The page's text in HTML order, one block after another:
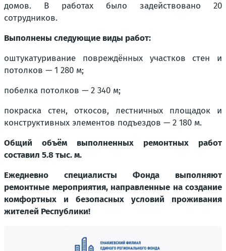
домов. В работах было задействовано 20
сотрудников.
Выполнены следующие виды работ:
оштукатуривание повреждённых участков стен и
потолков — 1 280 м;
побелка потолков — 2 340 м;
покраска стен, откосов, лестничных площадок и
конструктивных элементов подъездов — 2 180 м.
Общий объём выполненных ремонтных работ
составил 5.8 тыс. м.
Ежедневно специалисты Фонда выполняют
ремонтные мероприятия, направленные на создание
комфортных и безопасных условий проживания
жителей Республики!